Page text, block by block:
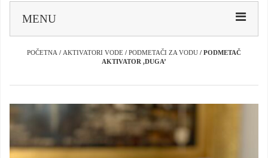
MENU
POČETNA / AKTIVATORI VODE / PODMETAČI ZA VODU / PODMETAČ
AKTIVATOR ,DUGA’